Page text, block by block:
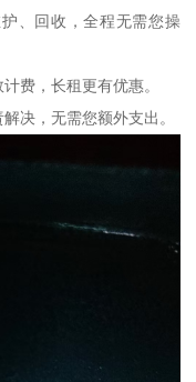
、回收，全程无需您操
费，长租更有优惠。
决，无需您额外支出。